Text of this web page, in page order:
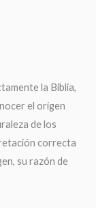
la Biblia,
el origen
de los
correcta
su razón de